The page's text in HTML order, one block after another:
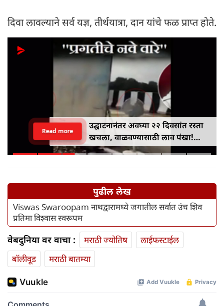
दिवा लावल्याने सर्व यज्ञ, तीर्थयात्रा, दान यांचे फळ प्राप्त होते.
उद्घाटनानंतर अवघ्या २२ दिवसांत रस्ता
खचला, वाळवण्यासाठी लाव पंखा!
अखिलेश यादवांचा भाजपवर जोरदार
Read more
पुढील लेख
Viswas Swaroopam नाथद्वारामध्ये जगातील सर्वात उंच शिव
प्रतिमा विश्वास स्वरूपम
वेबदुनिया वर वाचा : मराठी ज्योतिष
लाईफस्टाईल
बॉलीवूड
मराठी बातम्या